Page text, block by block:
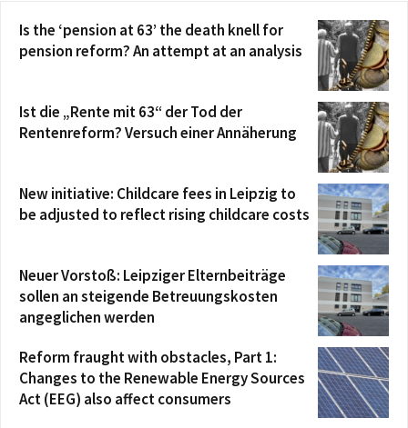
Is the ‘pension at 63’ the death knell for
pension reform? An attempt at an analysis
Ist die „Rente mit 63“ der Tod der
Rentenreform? Versuch einer Annäherung
New initiative: Childcare fees in Leipzig to
be adjusted to reflect rising childcare costs
Neuer Vorstoß: Leipziger Elternbeiträge
sollen an steigende Betreuungskosten
angeglichen werden
Reform fraught with obstacles, Part 1:
Changes to the Renewable Energy Sources
Act (EEG) also affect consumers